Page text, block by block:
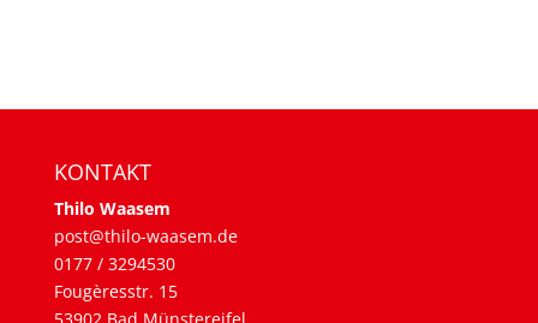
KONTAKT
Thilo Waasem
post@thilo-waasem.de
0177 / 3294530
Fougèresstr. 15